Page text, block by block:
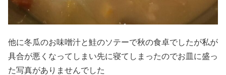
他に冬瓜のお味噌汁と鮭のソテーで秋の食卓でしたが私が
具合が悪くなってしまい先に寝てしまったのでお皿に盛っ
た写真がありませんでした